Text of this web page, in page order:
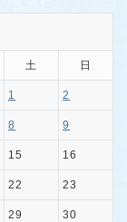
土 日
1 2
8 9
15 16
22 23
29 30